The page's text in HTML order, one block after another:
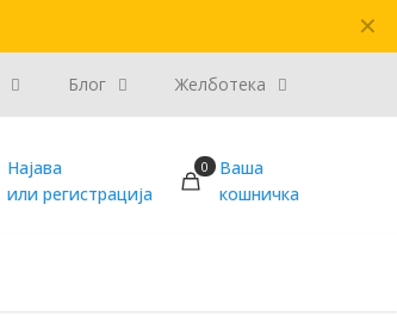
✕
Блог Желботека
Најава
или регистрација
0
Ваша
кошничка